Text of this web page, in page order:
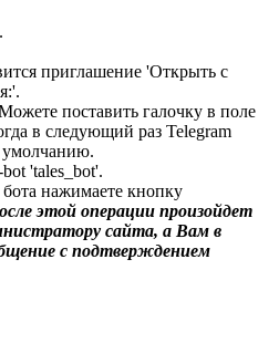
приглашение 'Открыть с
поставить галочку в поле
в следующий раз Telegram
умолчанию.
'tales_bot'.
нажимаете кнопку
этой операции произойдет
сайта, а Вам в
с подтверждением